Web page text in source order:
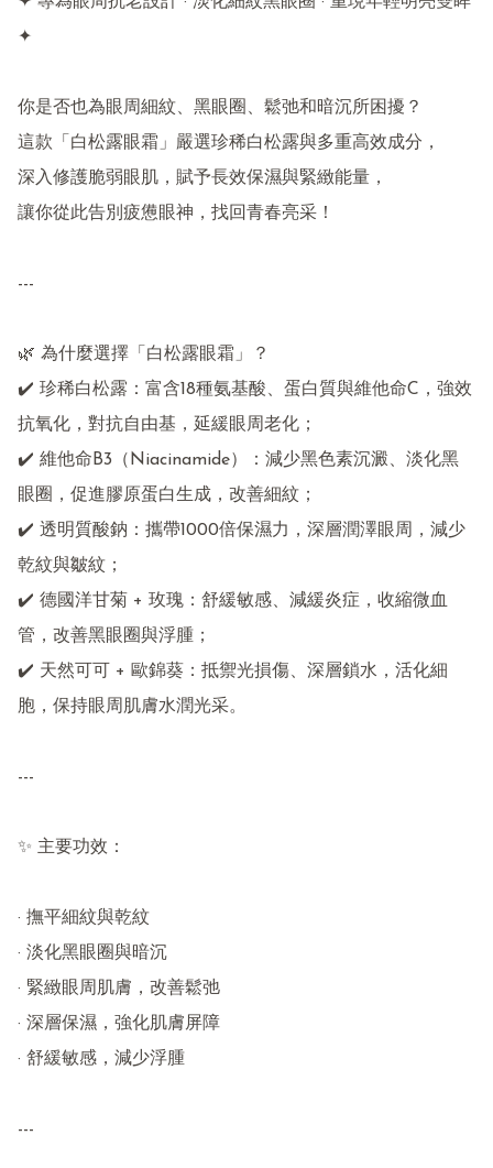
✦
你是否也為眼周細紋、黑眼圈、鬆弛和暗沉所困擾？
這款「白松露眼霜」嚴選珍稀白松露與多重高效成分，
深入修護脆弱眼肌，賦予長效保濕與緊緻能量，
讓你從此告別疲憊眼神，找回青春亮采！
---
🌿 為什麼選擇「白松露眼霜」？
✔️ 珍稀白松露：富含18種氨基酸、蛋白質與維他命C，強效
抗氧化，對抗自由基，延緩眼周老化；
✔️ 維他命B3（Niacinamide）：減少黑色素沉澱、淡化黑
眼圈，促進膠原蛋白生成，改善細紋；
✔️ 透明質酸鈉：攜帶1000倍保濕力，深層潤澤眼周，減少
乾紋與皺紋；
✔️ 德國洋甘菊 + 玫瑰：舒緩敏感、減緩炎症，收縮微血
管，改善黑眼圈與浮腫；
✔️ 天然可可 + 歐錦葵：抵禦光損傷、深層鎖水，活化細
胞，保持眼周肌膚水潤光采。
---
✨ 主要功效：
· 撫平細紋與乾紋
· 淡化黑眼圈與暗沉
· 緊緻眼周肌膚，改善鬆弛
· 深層保濕，強化肌膚屏障
· 舒緩敏感，減少浮腫
---